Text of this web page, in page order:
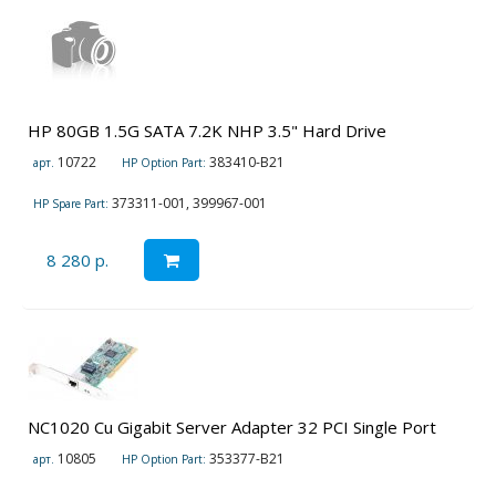
HP 80GB 1.5G SATA 7.2K NHP 3.5" Hard Drive
арт. 10722 HP Option Part: 383410-B21
HP Spare Part: 373311-001, 399967-001
8 280 р.
NC1020 Cu Gigabit Server Adapter 32 PCI Single Port
арт. 10805 HP Option Part: 353377-B21